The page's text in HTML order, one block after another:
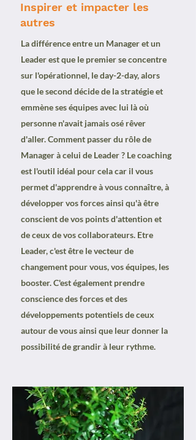
Inspirer et impacter les
autres
La différence entre un Manager et un
Leader est que le premier se concentre
sur l'opérationnel, le day-2-day, alors
que le second décide de la stratégie et
emmène ses équipes avec lui là où
personne n'avait jamais osé rêver
d'aller. Comment passer du rôle de
Manager à celui de Leader ? Le coaching
est l'outil idéal pour cela car il vous
permet d'apprendre à vous connaître, à
développer vos forces ainsi qu'à être
conscient de vos points d'attention et
de ceux de vos collaborateurs. Etre
Leader, c'est être le vecteur de
changement pour vous, vos équipes, les
booster. C'est également prendre
conscience des forces et des
développements potentiels de ceux
autour de vous ainsi que leur donner la
possibilité de grandir à leur rythme.